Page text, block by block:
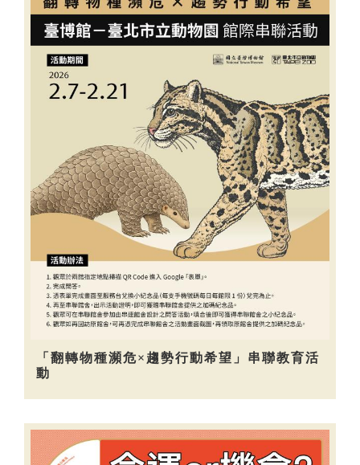
「翻轉物種瀕危×趨勢行動希望」串聯教育活
動